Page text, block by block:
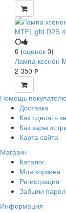
0 (оценок 0)
Лампа ксенон
2 350 руб.
Помощь покупателю
Доставка
Как сделать
Как
Карта сайта
Магазин
Каталог
Моя корзина
Регистрация
Забыли
Информация